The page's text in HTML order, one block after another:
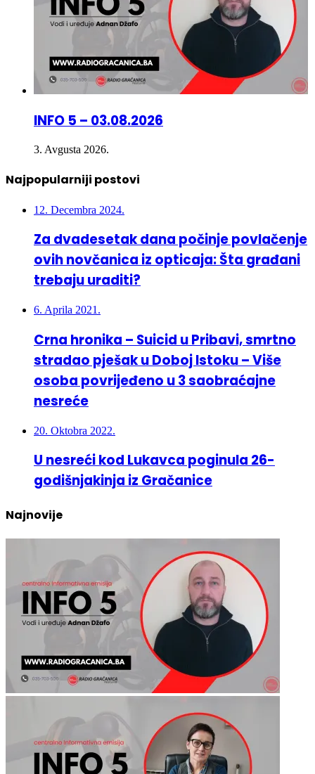
INFO 5 – 03.08.2026
3. Avgusta 2026.
Najpopularniji postovi
12. Decembra 2024.
Za dvadesetak dana počinje povlačenje
ovih novčanica iz opticaja: Šta građani
trebaju uraditi?
6. Aprila 2021.
Crna hronika – Suicid u Pribavi, smrtno
stradao pješak u Doboj Istoku – Više
osoba povrijeđeno u 3 saobraćajne
nesreće
20. Oktobra 2022.
U nesreći kod Lukavca poginula 26-
godišnjakinja iz Gračanice
Najnovije